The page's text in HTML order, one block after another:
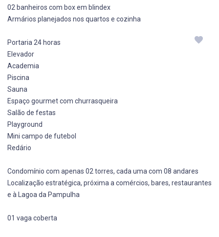
02 banheiros com box em blindex
Armários planejados nos quartos e cozinha
Portaria 24 horas
Elevador
Academia
Piscina
Sauna
Espaço gourmet com churrasqueira
Salão de festas
Playground
Mini campo de futebol
Redário
Condomínio com apenas 02 torres, cada uma com 08 andares
Localização estratégica, próxima a comércios, bares, restaurantes
e à Lagoa da Pampulha
01 vaga coberta